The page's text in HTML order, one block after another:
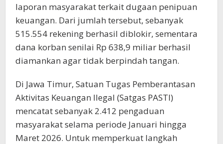
laporan masyarakat terkait dugaan penipuan
keuangan. Dari jumlah tersebut, sebanyak
515.554 rekening berhasil diblokir, sementara
dana korban senilai Rp 638,9 miliar berhasil
diamankan agar tidak berpindah tangan.
Di Jawa Timur, Satuan Tugas Pemberantasan
Aktivitas Keuangan Ilegal (Satgas PASTI)
mencatat sebanyak 2.412 pengaduan
masyarakat selama periode Januari hingga
Maret 2026. Untuk memperkuat langkah